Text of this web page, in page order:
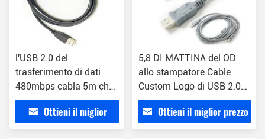
l'USB 2.0 del
trasferimento di dati
480mbps cabla 5m che
USB SONO al cavo del
BM
Ottieni il miglior
5,8 DI MATTINA del OD
allo stampatore Cable
Custom Logo di USB 2.0
del BM 1.5M
Ottieni il miglior prezzo